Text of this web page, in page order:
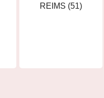
REIMS (51)